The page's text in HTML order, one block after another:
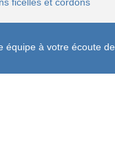
équipe à votre écoute